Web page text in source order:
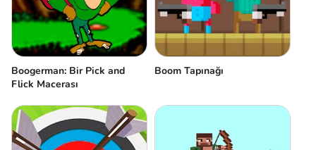
Boogerman: Bir Pick and
Flick Macerası
Boom Tapınağı